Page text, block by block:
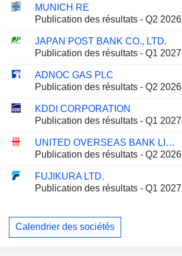
MUNICH RE
Publication des résultats - Q2 2026
JAPAN POST BANK CO., LTD.
Publication des résultats - Q1 2027
ADNOC GAS PLC
Publication des résultats - Q2 2026
KDDI CORPORATION
Publication des résultats - Q1 2027
UNITED OVERSEAS BANK LIMITED
Publication des résultats - Q2 2026
FUJIKURA LTD.
Publication des résultats - Q1 2027
Calendrier des sociétés